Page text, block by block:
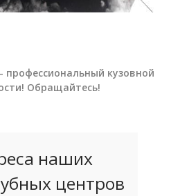
профессиональный кузовной
Обращайтесь!
наших
центров